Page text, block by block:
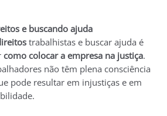
e buscando ajuda
trabalhistas e buscar ajuda é
como colocar a empresa na justiça.
não têm plena consciência
pode resultar em injustiças e em